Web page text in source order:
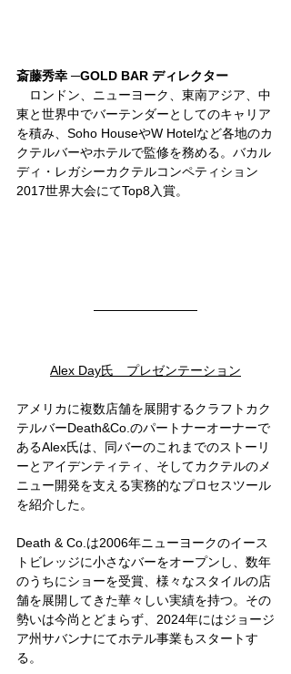
斎藤秀幸 ─GOLD BAR ディレクター
ロンドン、ニューヨーク、東南アジア、中
東と世界中でバーテンダーとしてのキャリア
を積み、Soho HouseやW Hotelなど各地のカ
クテルバーやホテルで監修を務める。バカル
ディ・レガシーカクテルコンペティション
2017世界大会にてTop8入賞。
Alex Day氏　プレゼンテーション
アメリカに複数店舗を展開するクラフトカク
テルバーDeath&Co.のパートナーオーナーで
あるAlex氏は、同バーのこれまでのストーリ
ーとアイデンティティ、そしてカクテルのメ
ニュー開発を支える実務的なプロセスツール
を紹介した。
Death & Co.は2006年ニューヨークのイース
トビレッジに小さなバーをオープンし、数年
のうちにショーを受賞、様々なスタイルの店
舗を展開してきた華々しい実績を持つ。その
勢いは今尚とどまらず、2024年にはジョージ
ア州サバンナにてホテル事業もスタートす
る。